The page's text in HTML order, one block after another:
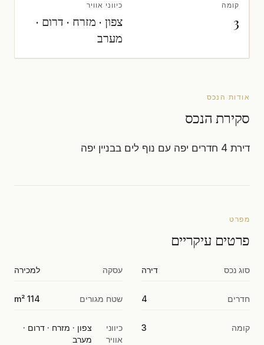
קומה
3
כיווני אוויר
צפון · מזרח · דרום ·
מערב
אודות הנכס
סקירת הנכס
דירת 4 חדרים יפה עם נוף לים בבניין יפה
מפרט
פרטים עיקריים
סוג נכס דירה עסקה למכירה
חדרים 4 שטח מגורים 114 m²
קומה 3
כיווני
אוויר
צפון · מזרח · דרום ·
מערב